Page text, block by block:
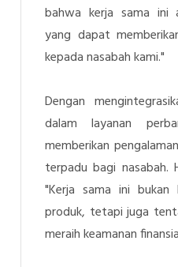
bahwa kerja sama ini
yang dapat
kepada nasabah kami."
Dengan
dalam layanan
memberikan
terpadu bagi nasabah.
"Kerja sama ini bukan
produk, tetapi juga
meraih keamanan